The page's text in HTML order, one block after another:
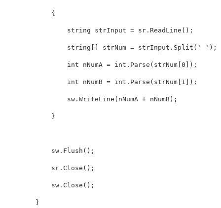
            {
                string strInput = sr.ReadLine();
                string[] strNum = strInput.Split(' ');
                int nNumA = int.Parse(strNum[0]);
                int nNumB = int.Parse(strNum[1]);
                sw.WriteLine(nNumA + nNumB);
            }
            sw.Flush();
            sr.Close();
            sw.Close();
        }